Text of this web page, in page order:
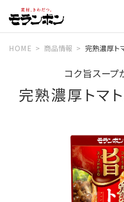
HOME 商品情報 完熟濃厚ト
コク旨スープ
完熟濃厚トマ